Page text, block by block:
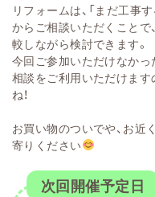
リフォームは、「まだ工事
からご相談いただくことで
較しながら検討できます。
今回ご参加いただけなかっ
相談をご利用いただけます
ね！
お買い物のついでや、お近
寄りください
次回開催予定日